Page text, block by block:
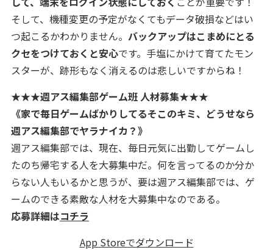
そして、機種変更の予定がなくてもデータ破損などはい
つ起こるかわかりません。 バックアップはこまめにとる
クセをつけておくと安心です。手塩にかけて育てたモン
スターが、跡形もなく消えるのは悲しいですからね！
★★★週アス編集部ゲーム班 人材募集★★★
《家で毎日ゲームばかりしてるそこのキミ、どうせなら
週アス編集部でヤラナイカ？》
週アス編集部では、現在、毎日元気に出勤してゲームし
たのち帰宅する人を大募集中だ。何を言ってるのか分か
らない人もいるかと思うが、要は週アス編集部では、ゲ
ームのできる素敵な人材を大募集中なのである。
応募詳細はコチラ
App Storeでダウンロード